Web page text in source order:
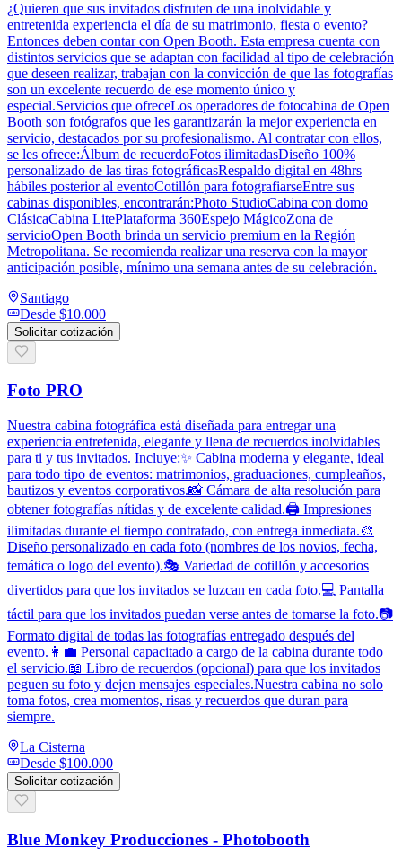
¿Quieren que sus invitados disfruten de una inolvidable y
entretenida experiencia el día de su matrimonio, fiesta o evento?
Entonces deben contar con Open Booth. Esta empresa cuenta con
distintos servicios que se adaptan con facilidad al tipo de celebración
que deseen realizar, trabajan con la convicción de que las fotografías
son un excelente recuerdo de ese momento único y
especial.Servicios que ofreceLos operadores de fotocabina de Open
Booth son fotógrafos que les garantizarán la mejor experiencia en
servicio, destacados por su profesionalismo. Al contratar con ellos,
se les ofrece:Álbum de recuerdoFotos ilimitadasDiseño 100%
personalizado de las tiras fotográficasRespaldo digital en 48hrs
hábiles posterior al eventoCotillón para fotografiarseEntre sus
cabinas disponibles, encontrarán:Photo StudioCabina con domo
ClásicaCabina LitePlataforma 360Espejo MágicoZona de
servicioOpen Booth brinda un servicio premium en la Región
Metropolitana. Se recomienda realizar una reserva con la mayor
anticipación posible, mínimo una semana antes de su celebración.
Santiago
Desde $10.000
Solicitar cotización
Foto PRO
Nuestra cabina fotográfica está diseñada para entregar una
experiencia entretenida, elegante y llena de recuerdos inolvidables
para ti y tus invitados. Incluye:✨ Cabina moderna y elegante, ideal
para todo tipo de eventos: matrimonios, graduaciones, cumpleaños,
bautizos y eventos corporativos.📸 Cámara de alta resolución para
obtener fotografías nítidas y de excelente calidad.🖨️ Impresiones
ilimitadas durante el tiempo contratado, con entrega inmediata.🎨
Diseño personalizado en cada foto (nombres de los novios, fecha,
temática o logo del evento).🎭 Variedad de cotillón y accesorios
divertidos para que los invitados se luzcan en cada foto.💻 Pantalla
táctil para que los invitados puedan verse antes de tomarse la foto.📷
Formato digital de todas las fotografías entregado después del
evento.👩‍💼 Personal capacitado a cargo de la cabina durante todo
el servicio.📖 Libro de recuerdos (opcional) para que los invitados
peguen su foto y dejen mensajes especiales.Nuestra cabina no solo
toma fotos, crea momentos, risas y recuerdos que duran para
siempre.
La Cisterna
Desde $100.000
Solicitar cotización
Blue Monkey Producciones - Photobooth